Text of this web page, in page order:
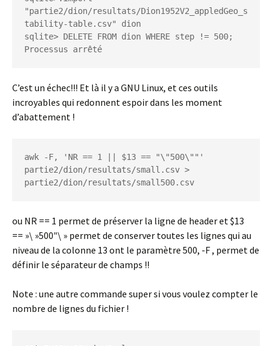
"partie2/dion/resultats/Dion1952V2_appledGeo_s
tability-table.csv" dion
sqlite> DELETE FROM dion WHERE step != 500;
Processus arrêté
C’est un échec!!! Et là il y a GNU Linux, et ces outils
incroyables qui redonnent espoir dans les moment
d’abattement !
awk -F, 'NR == 1 || $13 == "\"500\""'
partie2/dion/resultats/small.csv >
partie2/dion/resultats/small500.csv
ou NR == 1 permet de préserver la ligne de header et $13
== »\ »500″\ » permet de conserver toutes les lignes qui au
niveau de la colonne 13 ont le paramètre 500, -F , permet de
définir le séparateur de champs !!
Note : une autre commande super si vous voulez compter le
nombre de lignes du fichier !